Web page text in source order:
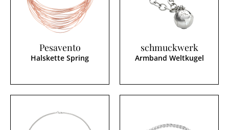
Pesavento
Halskette Spring
schmuckwerk
Armband Weltkugel